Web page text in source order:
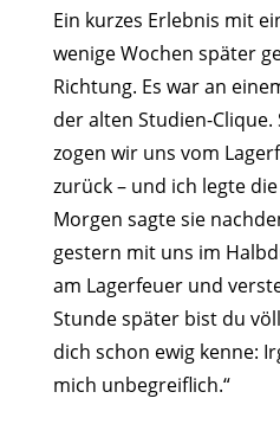
Ein kurzes Erlebnis mit
wenige Wochen später
Richtung. Es war an
der alten Studien-
zogen wir uns vom
zurück – und ich legte
Morgen sagte sie
gestern mit uns im
am Lagerfeuer und
Stunde später bist du
dich schon ewig kenne:
mich unbegreiflich.“